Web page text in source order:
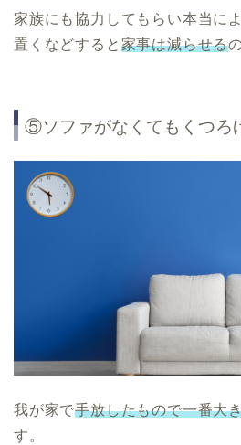
家族にも協力してもらい本当に
置くなどすると 家事は減らせる
⑤ソファがなくてもくつろ
我が家で手放したもので一番大
す。